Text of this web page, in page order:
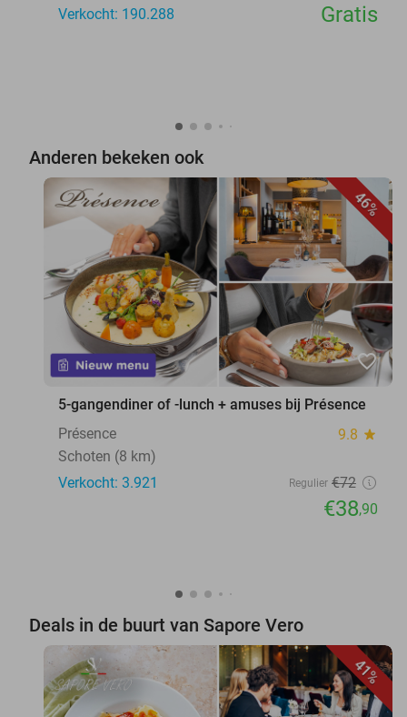
Verkocht: 190.288
Gratis
Anderen bekeken ook
46%
favorite_border
5-gangendiner of -lunch + amuses bij Présence
Présence
9.8 star
Schoten (8 km)
Verkocht: 3.921
Regulier €72
€38,90
Deals in de buurt van Sapore Vero
41%